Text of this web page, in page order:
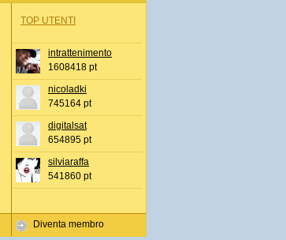
TOP UTENTI
intrattenimento
1608418 pt
nicoladki
745164 pt
digitalsat
654895 pt
silviaraffa
541860 pt
Diventa membro